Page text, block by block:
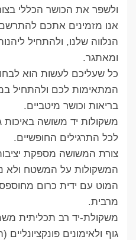
ולשפר את הכושר הכללי
אנו מזמינים אתכם להתרשם
הנלווה שלנו, ולהתחיל
ומאתגר.
כל שעליכם לעשות הוא
המתאימות לכם ולהתחיל
בריאות וכושר מיטביים.
משקולות יד משושה באיכות
לכל התרגילים החופשיים.
צורת המשושה מספקת
המשקולות על המשטח ולא
המוט עם ידית כרום
מרבית.
משקולת-יד רב תכליתית
גוף ולאימונים